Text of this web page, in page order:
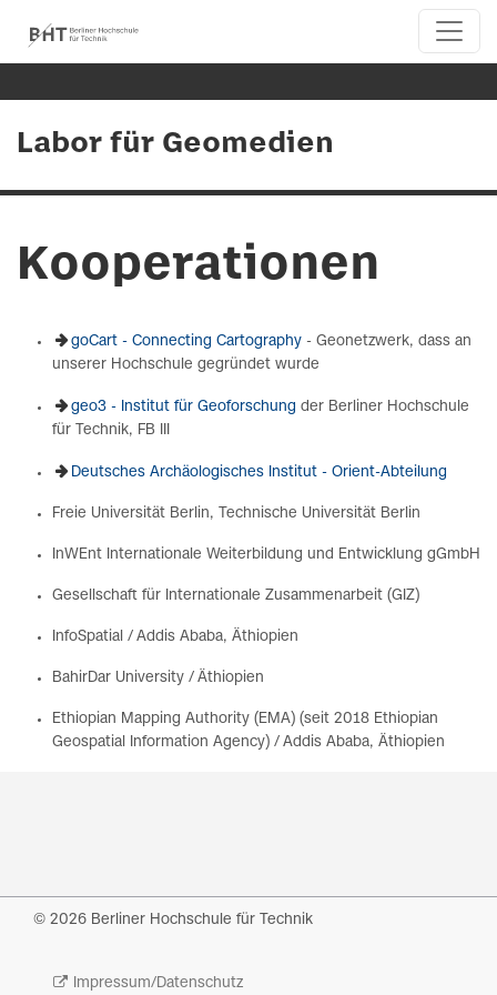
Labor für Geomedien
Kooperationen
goCart - Connecting Cartography - Geonetzwerk, dass an
unserer Hochschule gegründet wurde
geo3 - Institut für Geoforschung der Berliner Hochschule
für Technik, FB III
Deutsches Archäologisches Institut - Orient-Abteilung
Freie Universität Berlin, Technische Universität Berlin
InWEnt Internationale Weiterbildung und Entwicklung gGmbH
Gesellschaft für Internationale Zusammenarbeit (GIZ)
InfoSpatial / Addis Ababa, Äthiopien
BahirDar University / Äthiopien
Ethiopian Mapping Authority (EMA) (seit 2018 Ethiopian
Geospatial Information Agency) / Addis Ababa, Äthiopien
© 2026 Berliner Hochschule für Technik
Impressum/Datenschutz